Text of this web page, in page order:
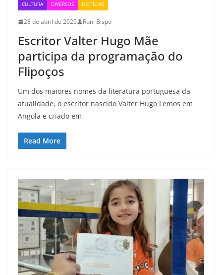
CULTURA DIVERSOS NOTÍCIAS
28 de abril de 2025 Roni Bispo
Escritor Valter Hugo Mãe
participa da programação do
Flipoços
Um dos maiores nomes da literatura portuguesa da
atualidade, o escritor nascido Valter Hugo Lemos em
Angola e criado em
Read More